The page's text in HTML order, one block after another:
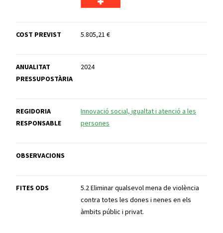
COST PREVIST 5.805,21 €
ANUALITAT
PRESSUPOSTÀRIA
2024
REGIDORIA
RESPONSABLE
Innovació social, igualtat i atenció a les
persones
OBSERVACIONS
FITES ODS
5.2 Eliminar qualsevol mena de violència
contra totes les dones i nenes en els
àmbits públic i privat.